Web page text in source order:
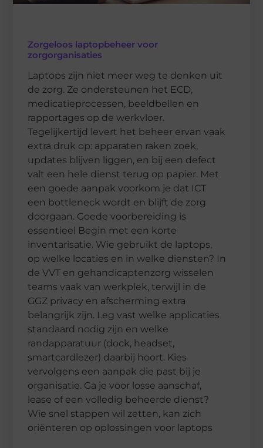
Zorgeloos laptopbeheer voor
zorgorganisaties
Laptops zijn niet meer weg te denken uit
de zorg. Ze ondersteunen het ECD,
medicatieprocessen, beeldbellen en
rapportages op de werkvloer.
Tegelijkertijd levert het beheer ervan vaak
extra druk op: apparaten raken zoek,
updates blijven liggen, en bij een defect
valt een hele dienst terug op papier. Met
een goede aanpak voorkom je dat ICT
een bottleneck wordt en blijft de zorg
doorgaan. Goede voorbereiding is
essentieel Begin met een korte
inventarisatie. Wie gebruikt de laptops,
op welke locaties en in welke diensten? In
de VVT en gehandicaptenzorg wisselen
teams vaak van werkplek, terwijl in de
GGZ privacy en afscherming extra
belangrijk zijn. Leg vast welke applicaties
standaard nodig zijn en welke
randapparatuur (dock, headset,
smartcardlezer) daarbij hoort. Kies
vervolgens een aanpak die past bij je
organisatie. Ga je voor losse aanschaf,
lease of een volledig beheerde dienst?
Wie snel stappen wil zetten, kan zich
oriënteren op oplossingen voor laptops